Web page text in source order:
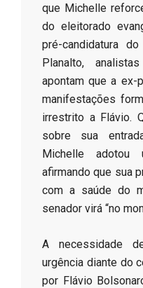
que Michelle
do eleitorado
pré-candidatura
Planalto,
apontam que a ex-
manifestações
irrestrito a Flávio.
sobre sua
Michelle adotou
afirmando que sua
com a saúde do
senador virá “no
​A necessidade
urgência diante do
por Flávio